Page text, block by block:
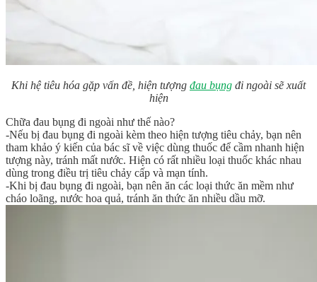
Khi hệ tiêu hóa gặp vấn đề, hiện tượng đau bụng đi ngoài sẽ xuất
hiện
Chữa đau bụng đi ngoài như thế nào?
-Nếu bị đau bụng đi ngoài kèm theo hiện tượng tiêu chảy, bạn nên
tham khảo ý kiến của bác sĩ về việc dùng thuốc để cầm nhanh hiện
tượng này, tránh mất nước. Hiện có rất nhiều loại thuốc khác nhau
dùng trong điều trị tiêu chảy cấp và mạn tính.
-Khi bị đau bụng đi ngoài, bạn nên ăn các loại thức ăn mềm như
cháo loãng, nước hoa quả, tránh ăn thức ăn nhiều dầu mỡ.